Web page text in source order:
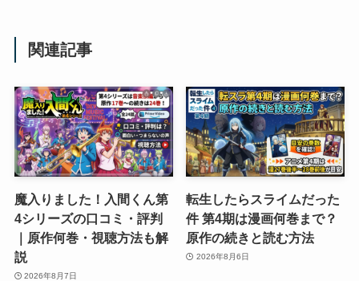
関連記事
魔入りました！入間くん第
4シリーズの口コミ・評判
｜原作何巻・視聴方法も解
説
2026年8月7日
転生したらスライムだった
件 第4期は漫画何巻まで？
原作の続きと読む方法
2026年8月6日